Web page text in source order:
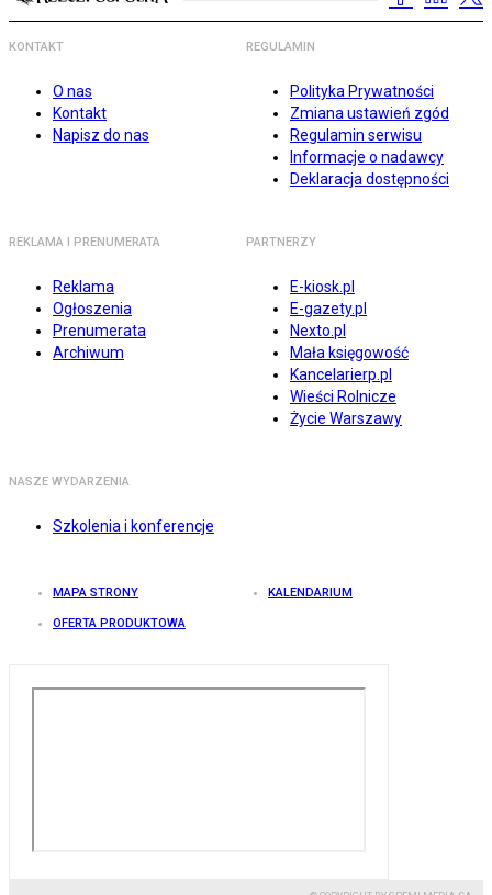
KONTAKT
O nas
Kontakt
Napisz do nas
REGULAMIN
Polityka Prywatności
Zmiana ustawień zgód
Regulamin serwisu
Informacje o nadawcy
Deklaracja dostępności
REKLAMA I PRENUMERATA
Reklama
Ogłoszenia
Prenumerata
Archiwum
PARTNERZY
E-kiosk.pl
E-gazety.pl
Nexto.pl
Mała księgowość
Kancelarierp.pl
Wieści Rolnicze
Życie Warszawy
NASZE WYDARZENIA
Szkolenia i konferencje
MAPA STRONY KALENDARIUM
OFERTA PRODUKTOWA